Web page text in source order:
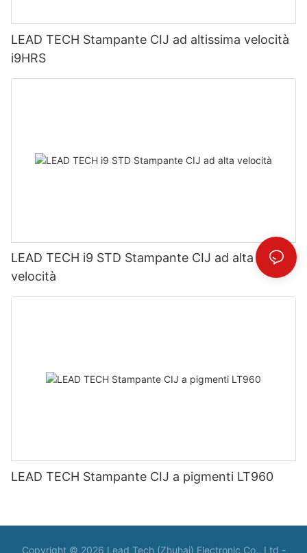
LEAD TECH Stampante CIJ ad altissima velocità
i9HRS
LEAD TECH i9 STD Stampante CIJ ad alta
velocità
LEAD TECH Stampante CIJ a pigmenti LT960
Copyright © 2026 Lead Tech (Zhuhai) Electronic Co., Ltd -